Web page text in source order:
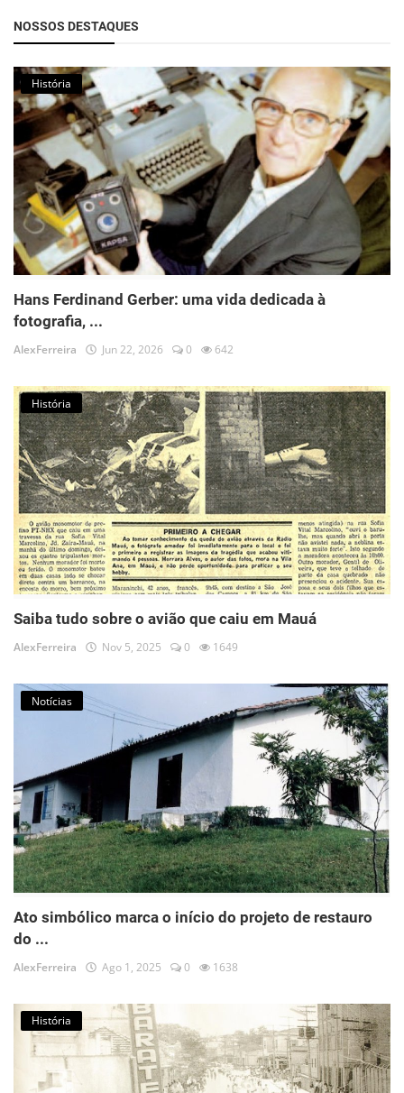
NOSSOS DESTAQUES
História
Hans Ferdinand Gerber: uma vida dedicada à
fotografia, ...
AlexFerreira Jun 22, 2026 0 642
História
Saiba tudo sobre o avião que caiu em Mauá
AlexFerreira Nov 5, 2025 0 1649
Notícias
Ato simbólico marca o início do projeto de restauro
do ...
AlexFerreira Ago 1, 2025 0 1638
História